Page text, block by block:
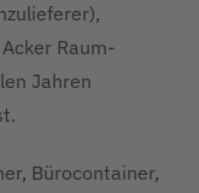
Raum-
Jahren
Bürocontainer,